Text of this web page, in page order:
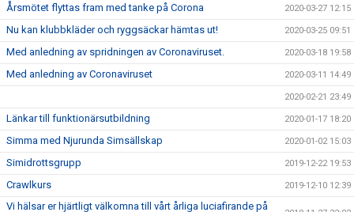
Årsmötet flyttas fram med tanke på Corona 2020-03-27 12:15
Nu kan klubbkläder och ryggsäckar hämtas ut! 2020-03-25 09:51
Med anledning av spridningen av Coronaviruset. 2020-03-18 19:58
Med anledning av Coronaviruset 2020-03-11 14:49
2020-02-21 23:49
Länkar till funktionärsutbildning 2020-01-17 18:20
Simma med Njurunda Simsällskap 2020-01-02 15:03
Simidrottsgrupp 2019-12-22 19:53
Crawlkurs 2019-12-10 12:39
Vi hälsar er hjärtligt välkomna till vårt årliga luciafirande på